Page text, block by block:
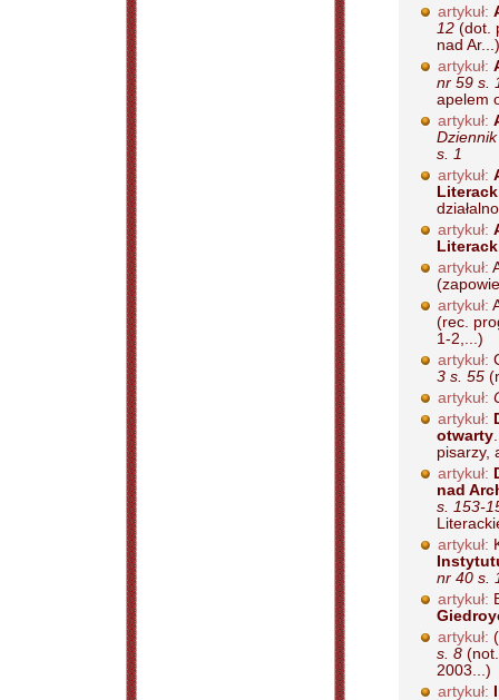
artykuł:
12 (dot.
nad Ar...)
artykuł:
nr 59 s.
apelem
artykuł:
s. 1
artykuł:
artykuł:
artykuł:
artykuł:
(rec.
1-2,...)
artykuł:
3 s. 55
artykuł:
artykuł:
otwarty
pisarzy,
artykuł:
nad
s. 153-
artykuł:
nr 40 s.
artykuł:
artykuł:
s. 8
2003...)
artykuł: